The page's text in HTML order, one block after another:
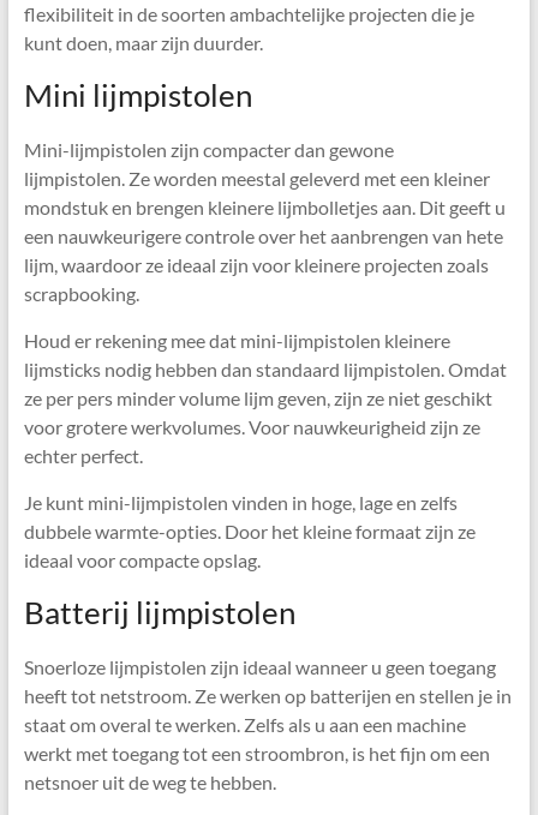
flexibiliteit in de soorten ambachtelijke projecten die je
kunt doen, maar zijn duurder.
Mini lijmpistolen
Mini-lijmpistolen zijn compacter dan gewone
lijmpistolen. Ze worden meestal geleverd met een kleiner
mondstuk en brengen kleinere lijmbolletjes aan. Dit geeft u
een nauwkeurigere controle over het aanbrengen van hete
lijm, waardoor ze ideaal zijn voor kleinere projecten zoals
scrapbooking.
Houd er rekening mee dat mini-lijmpistolen kleinere
lijmsticks nodig hebben dan standaard lijmpistolen. Omdat
ze per pers minder volume lijm geven, zijn ze niet geschikt
voor grotere werkvolumes. Voor nauwkeurigheid zijn ze
echter perfect.
Je kunt mini-lijmpistolen vinden in hoge, lage en zelfs
dubbele warmte-opties. Door het kleine formaat zijn ze
ideaal voor compacte opslag.
Batterij lijmpistolen
Snoerloze lijmpistolen zijn ideaal wanneer u geen toegang
heeft tot netstroom. Ze werken op batterijen en stellen je in
staat om overal te werken. Zelfs als u aan een machine
werkt met toegang tot een stroombron, is het fijn om een ​​
netsnoer uit de weg te hebben.